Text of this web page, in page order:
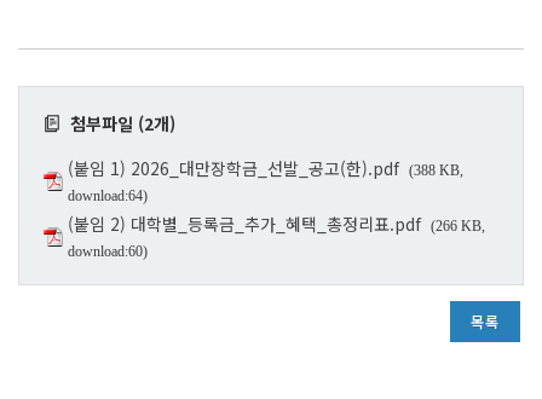
첨부파일 (2개)
(붙임 1) 2026_대만장학금_선발_공고(한).pdf (388 KB,
download:64)
(붙임 2) 대학별_등록금_추가_혜택_총정리표.pdf (266 KB,
download:60)
목록